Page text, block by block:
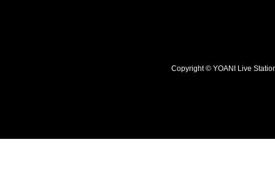
Copyright © YOANI Live